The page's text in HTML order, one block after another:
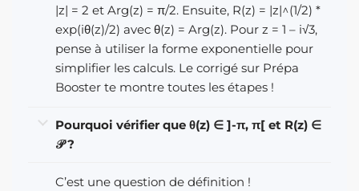
|z| = 2 et Arg(z) = π/2. Ensuite, R(z) = |z|^(1/2) *
exp(iθ(z)/2) avec θ(z) = Arg(z). Pour z = 1 – i√3,
pense à utiliser la forme exponentielle pour
simplifier les calculs. Le corrigé sur Prépa
Booster te montre toutes les étapes !
Pourquoi vérifier que θ(z) ∈ ]-π, π[ et R(z) ∈
𝒫 ?
C’est une question de définition !